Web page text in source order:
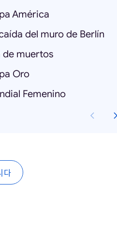
América
del muro de Berlín
de muertos
Oro
Femenino
다